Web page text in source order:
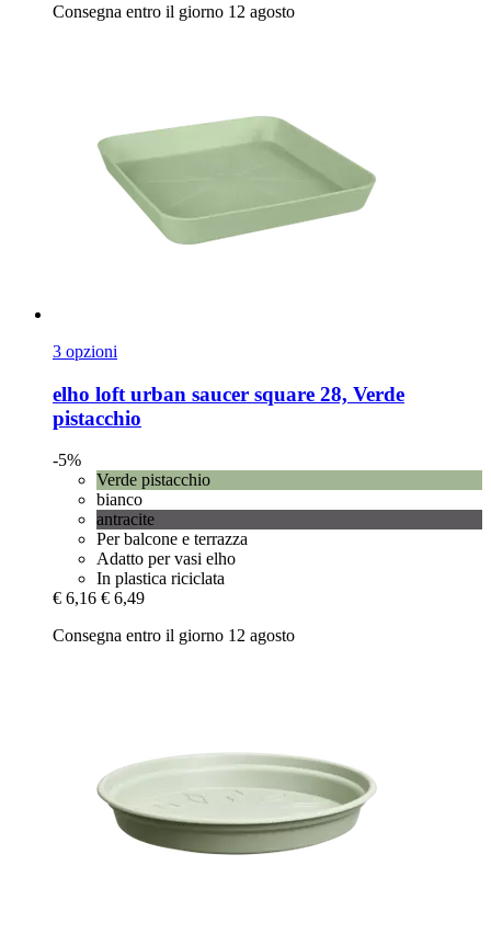
Consegna entro il giorno 12 agosto
3 opzioni
elho loft urban saucer square 28, Verde
pistacchio
-5%
Verde pistacchio
bianco
antracite
Per balcone e terrazza
Adatto per vasi elho
In plastica riciclata
€ 6,16 € 6,49
Consegna entro il giorno 12 agosto